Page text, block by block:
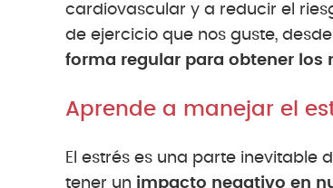
cardiovascular y a reducir el
de ejercicio que nos guste,
forma regular para obtener los
Aprende a manejar el
El estrés es una parte inevitable
tener un impacto negativo en